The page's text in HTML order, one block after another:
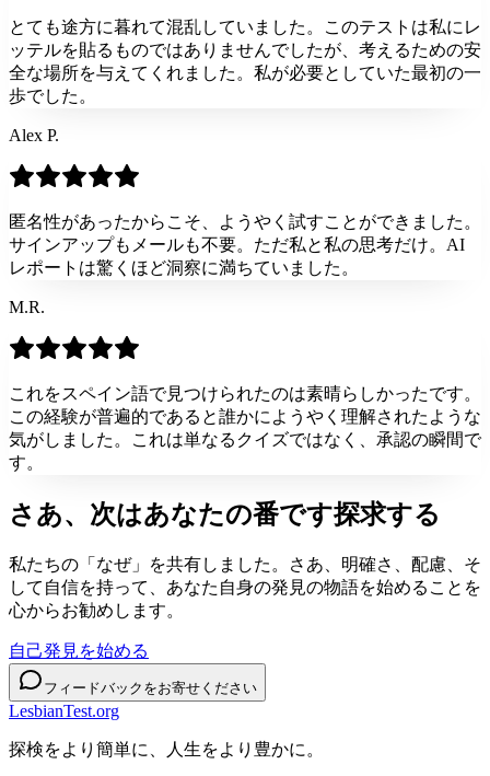
とても途方に暮れて混乱していました。このテストは私にレ
ッテルを貼るものではありませんでしたが、考えるための安
全な場所を与えてくれました。私が必要としていた最初の一
歩でした。
Alex P.
匿名性があったからこそ、ようやく試すことができました。
サインアップもメールも不要。ただ私と私の思考だけ。AI
レポートは驚くほど洞察に満ちていました。
M.R.
これをスペイン語で見つけられたのは素晴らしかったです。
この経験が普遍的であると誰かにようやく理解されたような
気がしました。これは単なるクイズではなく、承認の瞬間で
す。
さあ、次はあなたの番です探求する
私たちの「なぜ」を共有しました。さあ、明確さ、配慮、そ
して自信を持って、あなた自身の発見の物語を始めることを
心からお勧めします。
自己発見を始める
フィードバックをお寄せください
LesbianTest.org
探検をより簡単に、人生をより豊かに。